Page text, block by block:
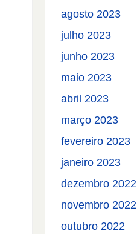
agosto 2023
julho 2023
junho 2023
maio 2023
abril 2023
março 2023
fevereiro 2023
janeiro 2023
dezembro 2022
novembro 2022
outubro 2022